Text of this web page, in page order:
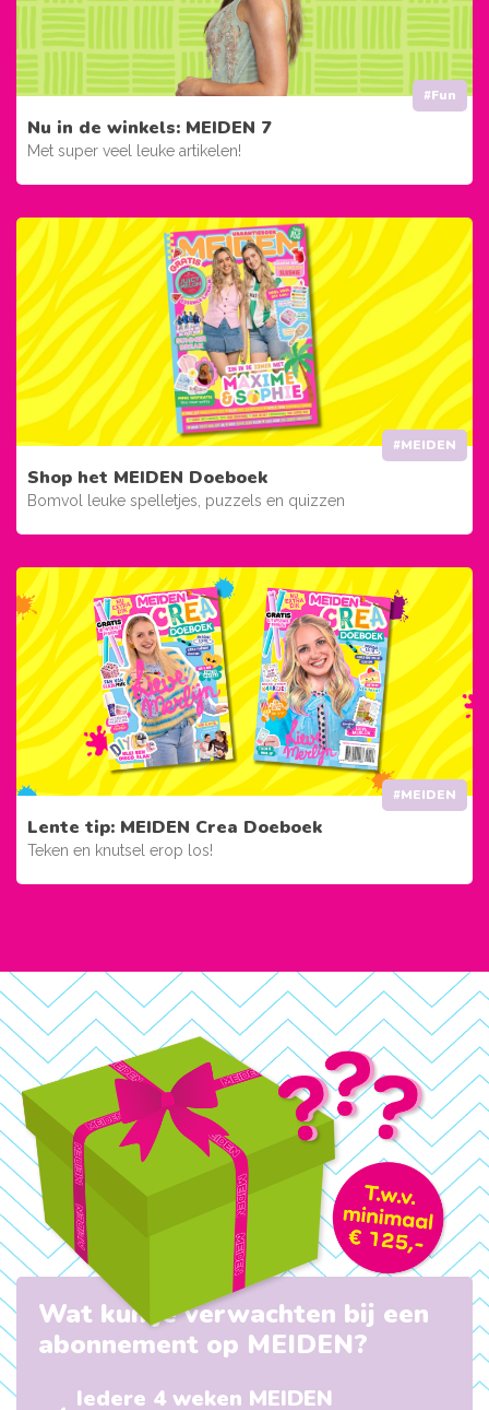
Nu in de winkels: MEIDEN 7
Met super veel leuke artikelen!
#Fun
Shop het MEIDEN Doeboek
Bomvol leuke spelletjes, puzzels en quizzen
#MEIDEN
Lente tip: MEIDEN Crea Doeboek
Teken en knutsel erop los!
#MEIDEN
Wat kun je verwachten bij een
abonnement op MEIDEN?
Iedere 4 weken MEIDEN